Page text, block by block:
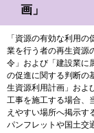
画」
「資源の有効な利用
業を行う者の再生資源
令」および「建設業に
の促進に関する判断の
生資源利用計画」およ
工事を施工する場合、
えやすい場所へ掲示す
パンフレットや国土交